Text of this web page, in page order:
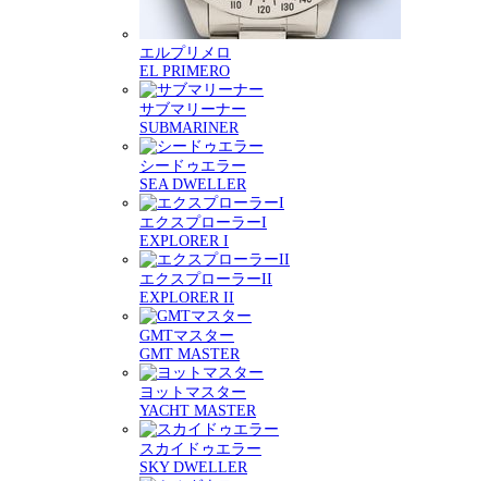
エルプリメロ
EL PRIMERO
サブマリーナー
SUBMARINER
シードゥエラー
SEA DWELLER
エクスプローラーI
EXPLORER I
エクスプローラーII
EXPLORER II
GMTマスター
GMT MASTER
ヨットマスター
YACHT MASTER
スカイドゥエラー
SKY DWELLER